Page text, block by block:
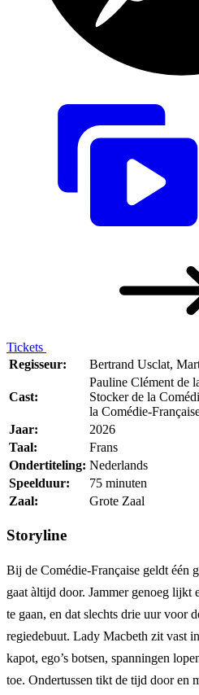
Tickets
Regisseur:
Bertrand Usclat,
Cast:
Pauline Clément de
Stocker de la
la Comédie-
Jaar:
2026
Taal:
Frans
Ondertiteling: Nederlands
Speelduur:
75 minuten
Zaal:
Grote Zaal
Storyline
Bij de Comédie-Française geldt één
gaat àltijd door. Jammer genoeg lijkt
te gaan, en dat slechts drie uur voor
regiedebuut. Lady Macbeth zit vast
kapot, ego’s botsen, spanningen
toe. Ondertussen tikt de tijd door en